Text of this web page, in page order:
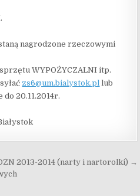
nagrodzone rzeczowymi
WYPOŻYCZALNI itp.
zs6@um.bialystok.pl lub
20.11.2014r.
2013-2014 (narty i nartorolki) →